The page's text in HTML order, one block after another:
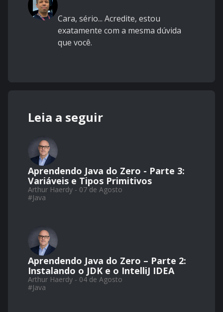
Cara, sério... Acredite, estou
exatamente com a mesma dúvida
que você.
Leia a seguir
Aprendendo Java do Zero - Parte 3:
Variáveis e Tipos Primitivos
Arthur Haerdy - 07 de Agosto
#Java
Aprendendo Java do Zero – Parte 2:
Instalando o JDK e o IntelliJ IDEA
Arthur Haerdy - 04 de Agosto
#Java